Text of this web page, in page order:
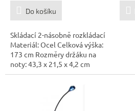
Do košíku
Skládací 2-násobně rozkládací
Materiál: Ocel Celková výška:
173 cm Rozměry držáku na
noty: 43,3 x 21,5 x 4,2 cm